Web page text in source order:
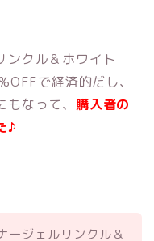
ンクル＆ホワイト
で経済的だし、
なって、 購入者の
♪
ージェルリンクル＆